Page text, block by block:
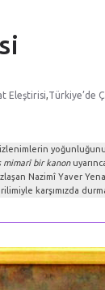
Eleştirisi,Türkiye’de
mimarî bir kanon
Nazimî Yaver
karşımızda